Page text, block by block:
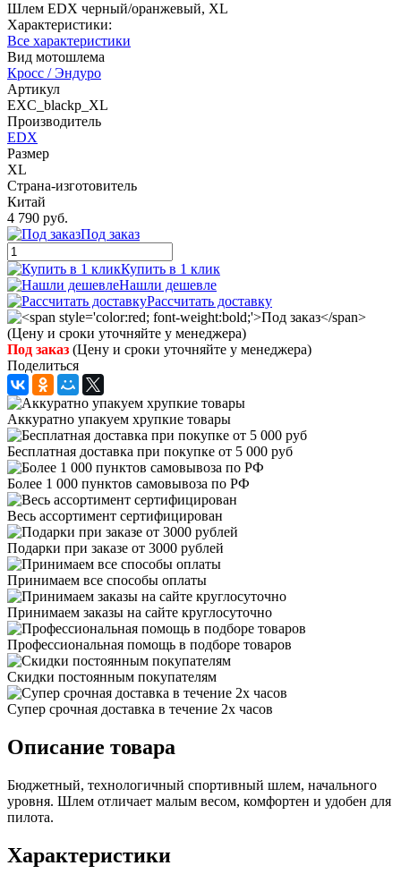
Шлем EDX черный/оранжевый, XL
Характеристики:
Все характеристики
Вид мотошлема
Кросс / Эндуро
Артикул
EXC_blackp_XL
Производитель
EDX
Размер
XL
Страна-изготовитель
Китай
4 790 руб.
Под заказ
Купить в 1 клик
Нашли дешевле
Рассчитать доставку
Под заказ (Цену и сроки уточняйте у менеджера)
Поделиться
Аккуратно упакуем хрупкие товары
Бесплатная доставка при покупке от 5 000 руб
Более 1 000 пунктов самовывоза по РФ
Весь ассортимент сертифицирован
Подарки при заказе от 3000 рублей
Принимаем все способы оплаты
Принимаем заказы на сайте круглосуточно
Профессиональная помощь в подборе товаров
Скидки постоянным покупателям
Супер срочная доставка в течение 2х часов
Описание товара
Бюджетный, технологичный спортивный шлем, начального
уровня. Шлем отличает малым весом, комфортен и удобен для
пилота.
Характеристики